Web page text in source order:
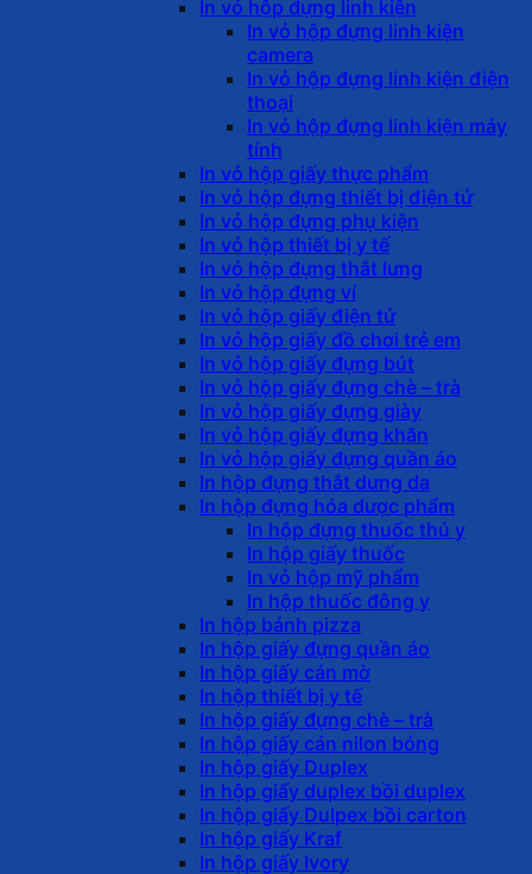
In vỏ hộp đựng linh kiện
In vỏ hộp đựng linh kiện
camera
In vỏ hộp đựng linh kiện điện
thoại
In vỏ hộp đựng linh kiện máy
tính
In vỏ hộp giấy thực phẩm
In vỏ hộp đựng thiết bị điện tử
In vỏ hộp đựng phụ kiện
In vỏ hộp thiết bị y tế
In vỏ hộp đựng thắt lưng
In vỏ hộp đựng ví
In vỏ hộp giấy điện tử
In vỏ hộp giấy đồ chơi trẻ em
In vỏ hộp giấy đựng bút
In vỏ hộp giấy đựng chè – trà
In vỏ hộp giấy đựng giày
In vỏ hộp giấy đựng khăn
In vỏ hộp giấy đựng quần áo
In hộp đựng thắt dưng da
In hộp đựng hóa dược phẩm
In hộp đựng thuốc thú y
In hộp giấy thuốc
In vỏ hộp mỹ phẩm
In hộp thuốc đông y
In hộp bánh pizza
In hộp giấy đựng quần áo
In hộp giấy cán mờ
In hộp thiết bị y tế
In hộp giấy đựng chè – trà
In hộp giấy cán nilon bóng
In hộp giấy Duplex
In hộp giấy duplex bồi duplex
In hộp giấy Dulpex bồi carton
In hộp giấy Kraf
In hộp giấy Ivory